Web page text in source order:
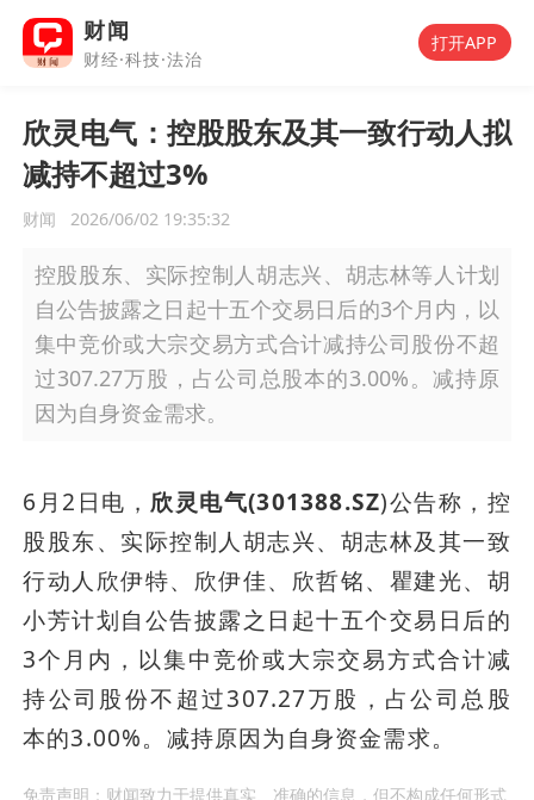
财闻
财经·科技·法治
打开APP
欣灵电气：控股股东及其一致行动人拟
减持不超过3%
财闻 2026/06/02 19:35:32
控股股东、实际控制人胡志兴、胡志林等人计划
自公告披露之日起十五个交易日后的3个月内，以
集中竞价或大宗交易方式合计减持公司股份不超
过307.27万股，占公司总股本的3.00%。减持原
因为自身资金需求。
6月2日电， 欣灵电气(301388.SZ)公告称，控
股股东、实际控制人胡志兴、胡志林及其一致
行动人欣伊特、欣伊佳、欣哲铭、瞿建光、胡
小芳计划自公告披露之日起十五个交易日后的
3个月内，以集中竞价或大宗交易方式合计减
持公司股份不超过307.27万股，占公司总股
本的3.00%。减持原因为自身资金需求。
免责声明：财闻致力于提供真实、准确的信息，但不构成任何形式